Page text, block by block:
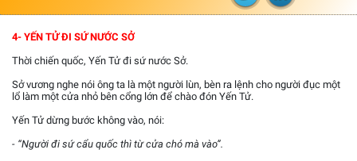
4- YẾN TỬ ĐI SỨ NƯỚC SỞ
Thời chiến quốc, Yến Tử đi sứ nước Sở.
Sở vương nghe nói ông ta là một người lùn, bèn ra lệnh cho người đục một
lổ làm một cửa nhỏ bên cổng lớn để chào đón Yến Tử.
Yến Tử dừng bước không vào, nói:
- “Người đi sứ cẩu quốc thì từ cửa chó mà vào”.